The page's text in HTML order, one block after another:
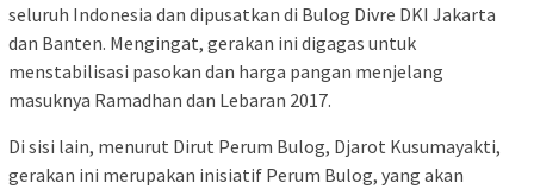
seluruh Indonesia dan dipusatkan di Bulog Divre DKI Jakarta
dan Banten. Mengingat, gerakan ini digagas untuk
menstabilisasi pasokan dan harga pangan menjelang
masuknya Ramadhan dan Lebaran 2017.
Di sisi lain, menurut Dirut Perum Bulog, Djarot Kusumayakti,
gerakan ini merupakan inisiatif Perum Bulog, yang akan